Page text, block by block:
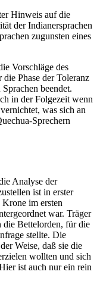
Hinweis auf die
der Indianersprachen
zugunsten eines
Vorschläge des
Phase der Toleranz
beendet.
in der Folgezeit wenn
was sich an
Sprechern
Analyse der
ist in erster
im ersten
war. Träger
die Bettelorden, für die
stellte. Die
Weise, daß sie die
wollten und sich
ist auch nur ein rein